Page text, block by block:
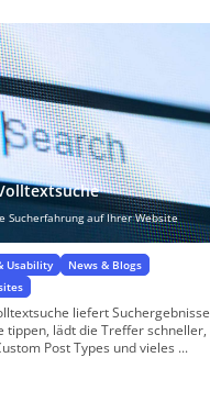
Sucherfahrung auf Ihrer Website
Usability
News & Blogs
liefert Suchergebnisse
tippen, lädt die Treffer schneller,
Post Types und vieles ...